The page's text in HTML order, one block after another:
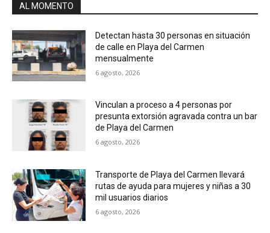
AL MOMENTO
Detectan hasta 30 personas en situación
de calle en Playa del Carmen
mensualmente
6 agosto, 2026
Vinculan a proceso a 4 personas por
presunta extorsión agravada contra un bar
de Playa del Carmen
6 agosto, 2026
Transporte de Playa del Carmen llevará
rutas de ayuda para mujeres y niñas a 30
mil usuarios diarios
6 agosto, 2026